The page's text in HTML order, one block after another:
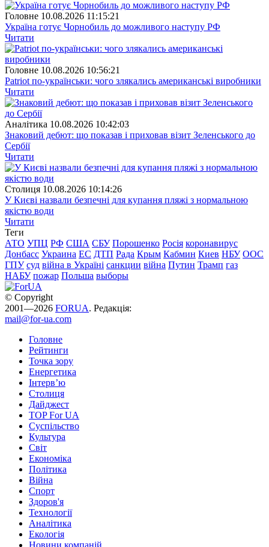
Головне 10.08.2026 11:15:21
Україна готує Чорнобиль до можливого наступу РФ
Читати
Головне 10.08.2026 10:56:21
Patriot по-українськи: чого злякались американські виробники
Читати
Аналітика 10.08.2026 10:42:03
Знаковий дебют: що показав і приховав візит Зеленського до
Сербії
Читати
Столиця 10.08.2026 10:14:26
У Києві назвали безпечні для купання пляжі з нормальною
якістю води
Читати
Теги
АТО УПЦ РФ США СБУ Порошенко Росія коронавирус
Донбасс Украина ЕС ДТП Рада Крым Кабмин Киев НБУ ООС
ГПУ суд війна в Україні санкции війна Путин Трамп газ
НАБУ пожар Польша выборы
© Copyright
2001—2026 FORUA. Редакція:
mail@for-ua.com
Головне
Рейтинги
Точка зору
Енергетика
Інтерв’ю
Столиця
Дайджест
TOP For UA
Суспiльство
Культура
Світ
Економіка
Політика
Війна
Спорт
Здоров'я
Технології
Аналітика
Екологія
Новини компаній